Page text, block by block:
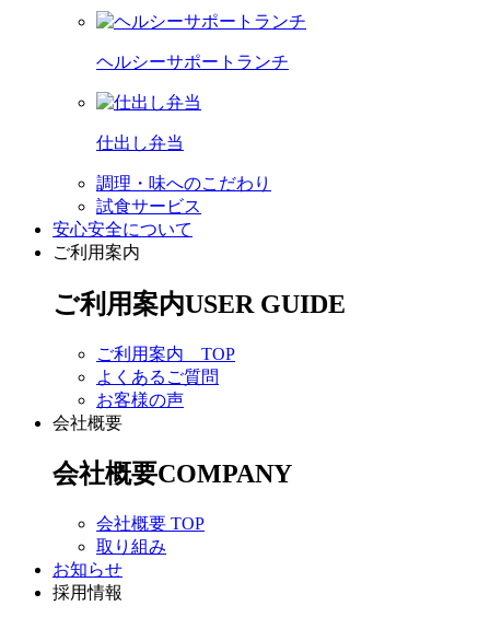
ヘルシーサポートランチ
仕出し弁当
調理・味へのこだわり
試食サービス
安心安全について
ご利用案内
ご利用案内USER GUIDE
ご利用案内 TOP
よくあるご質問
お客様の声
会社概要
会社概要COMPANY
会社概要 TOP
取り組み
お知らせ
採用情報